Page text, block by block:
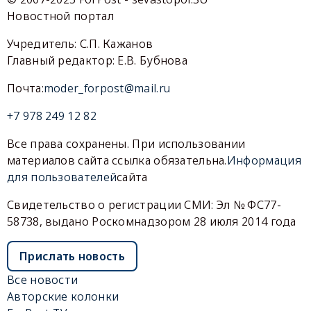
Новостной портал
Учредитель: С.П. Кажанов
Главный редактор: Е.В. Бубнова
Почта:moder_forpost@mail.ru
+7 978 249 12 82
Все права сохранены. При использовании
материалов сайта ссылка обязательна.Информация
для пользователейсайта
Свидетельство о регистрации СМИ: Эл № ФС77-
58738, выдано Роскомнадзором 28 июля 2014 года
Прислать новость
Все новости
Авторские колонки